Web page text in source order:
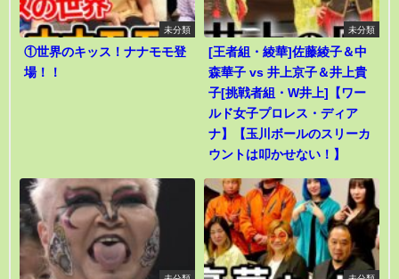
未分類
①世界のキッス！ナナモモ登
場！！
未分類
[王者組・綾華]佐藤綾子＆中
森華子 vs 井上京子＆井上貴
子[挑戦者組・W井上]【ワー
ルド女子プロレス・ディア
ナ】【玉川ボールのスリーカ
ウントは叩かせない！】